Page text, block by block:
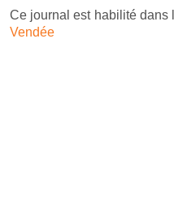
Ce journal est habilité dans
Vendée